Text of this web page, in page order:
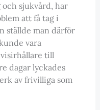
sjukvård, har
att få tag i
ställde man därför
vara
till
dagar lyckades
av frivilliga som